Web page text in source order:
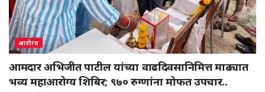
आरोग्य
आमदार अभिजीत पाटील यांच्या वाढदिवसानिमित्त माढ्यात
भव्य महाआरोग्य शिबिर; ९७० रुग्णांना मोफत उपचार..